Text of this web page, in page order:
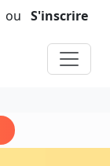
ou S'inscrire